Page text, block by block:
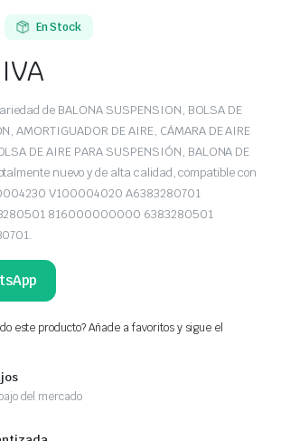
En Stock
de BALONA SUSPENSION, BOLSA DE
AMORTIGUADOR DE AIRE, CÁMARA DE AIRE
DE AIRE PARA SUSPENSIÓN, BALONA DE
nuevo y de alta calidad, compatible con
V100004020 A6383280701
816000000000 6383280501
este producto? Añade a favoritos y sigue el
del mercado